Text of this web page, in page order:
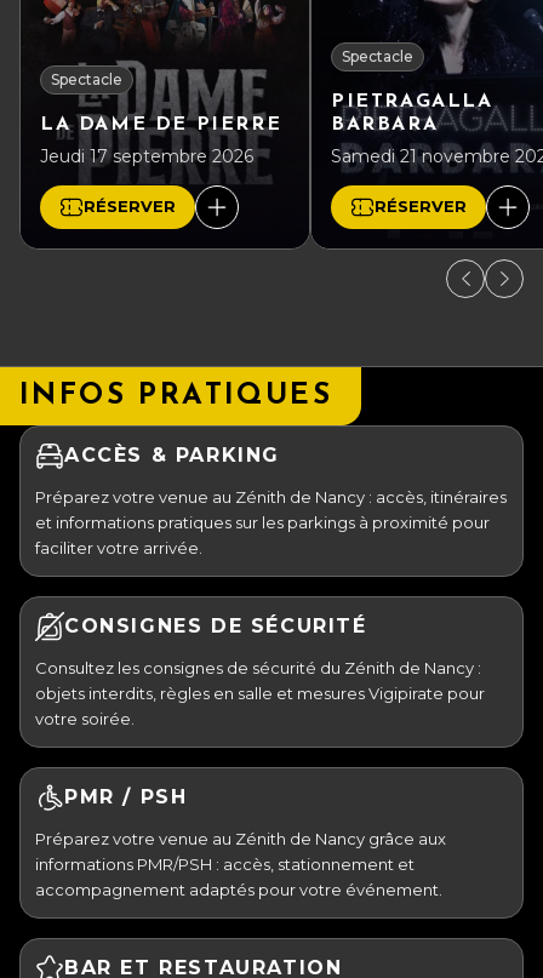
Spectacle
LA DAME DE PIERRE
Jeudi 17 septembre 2026
RÉSERVER
Spectacle
PIETRAGALLA
BARBARA
Samedi 21 novembre
RÉSERVER
INFOS PRATIQUES
ACCÈS & PARKING
Préparez votre venue au Zénith de Nancy : accès, itinéraires
et informations pratiques sur les parkings à proximité pour
faciliter votre arrivée.
CONSIGNES DE SÉCURITÉ
Consultez les consignes de sécurité du Zénith de Nancy :
objets interdits, règles en salle et mesures Vigipirate pour
votre soirée.
PMR / PSH
Préparez votre venue au Zénith de Nancy grâce aux
informations PMR/PSH : accès, stationnement et
accompagnement adaptés pour votre événement.
BAR ET RESTAURATION